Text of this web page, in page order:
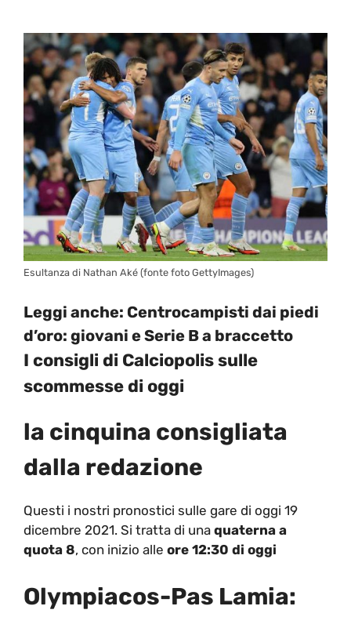
Esultanza di Nathan Aké (fonte foto GettyImages)
Leggi anche: Centrocampisti dai piedi
d’oro: giovani e Serie B a braccetto
I consigli di Calciopolis sulle
scommesse di oggi
la cinquina consigliata
dalla redazione
Questi i nostri pronostici sulle gare di oggi 19
dicembre 2021. Si tratta di una quaterna a
quota 8, con inizio alle ore 12:30 di oggi
Olympiacos-Pas Lamia: